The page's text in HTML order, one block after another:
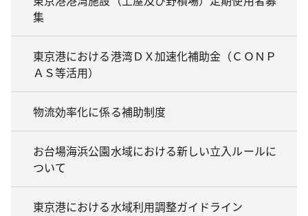
集
東京港における港湾ＤＸ加速化補助金（ＣＯＮＰ
ＡＳ等活用）
物流効率化に係る補助制度
お台場海浜公園水域における新しい立入ルールに
ついて
東京港における水域利用調整ガイドライン